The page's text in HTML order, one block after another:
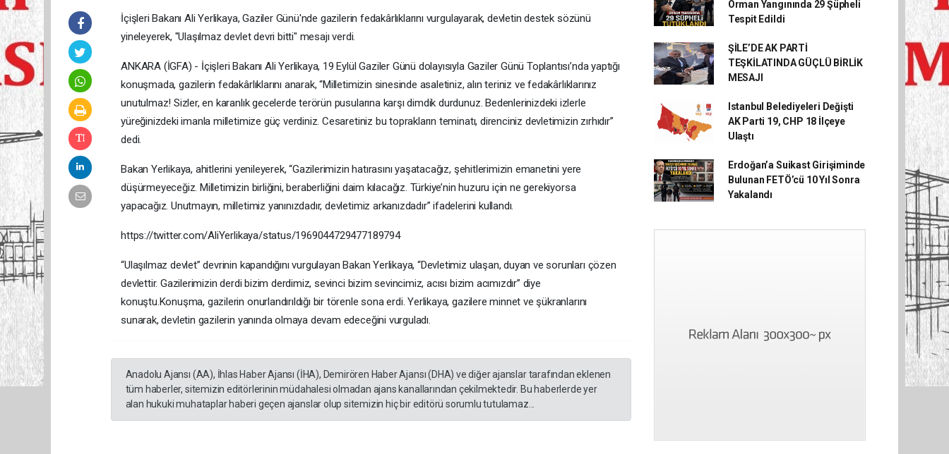
İçişleri Bakanı Ali Yerlikaya, Gaziler Günü'nde gazilerin fedakârlıklarını vurgulayarak, devletin destek sözünü
yineleyerek, "Ulaşılmaz devlet devri bitti" mesajı verdi.
ANKARA (İGFA) - İçişleri Bakanı Ali Yerlikaya, 19 Eylül Gaziler Günü dolayısıyla Gaziler Günü Toplantısı’nda yaptığı
konuşmada, gazilerin fedakârlıklarını anarak, “Milletimizin sinesinde asaletiniz, alın teriniz ve fedakârlıklarınız
unutulmaz! Sizler, en karanlık gecelerde terörün pusularına karşı dimdik durdunuz. Bedenlerinizdeki izlerle
yüreğinizdeki imanla milletimize güç verdiniz. Cesaretiniz bu toprakların teminatı, direnciniz devletimizin zırhıdır”
dedi.
Bakan Yerlikaya, ahitlerini yenileyerek, “Gazilerimizin hatırasını yaşatacağız, şehitlerimizin emanetini yere
düşürmeyeceğiz. Milletimizin birliğini, beraberliğini daim kılacağız. Türkiye’nin huzuru için ne gerekiyorsa
yapacağız. Unutmayın, milletimiz yanınızdadır, devletimiz arkanızdadır” ifadelerini kullandı.
https://twitter.com/AliYerlikaya/status/1969044729477189794
“Ulaşılmaz devlet” devrinin kapandığını vurgulayan Bakan Yerlikaya, “Devletimiz ulaşan, duyan ve sorunları çözen
devlettir. Gazilerimizin derdi bizim derdimiz, sevinci bizim sevincimiz, acısı bizim acımızdır” diye
konuştu.Konuşma, gazilerin onurlandırıldığı bir törenle sona erdi. Yerlikaya, gazilere minnet ve şükranlarını
sunarak, devletin gazilerin yanında olmaya devam edeceğini vurguladı.
Anadolu Ajansı (AA), İhlas Haber Ajansı (İHA), Demirören Haber Ajansı (DHA) ve diğer ajanslar tarafından eklenen
tüm haberler, sitemizin editörlerinin müdahalesi olmadan ajans kanallarından çekilmektedir. Bu haberlerde yer
alan hukuki muhataplar haberi geçen ajanslar olup sitemizin hiç bir editörü sorumlu tutulamaz...
Orman Yangınında 29 Şüpheli
Tespit Edildi
ŞİLE’DE AK PARTİ
TEŞKİLATINDA GÜÇLÜ BİRLİK
MESAJI
Istanbul Belediyeleri Değişti
AK Parti 19, CHP 18 İlçeye
Ulaştı
Erdoğan’a Suikast Girişiminde
Bulunan FETÖ’cü 10 Yıl Sonra
Yakalandı